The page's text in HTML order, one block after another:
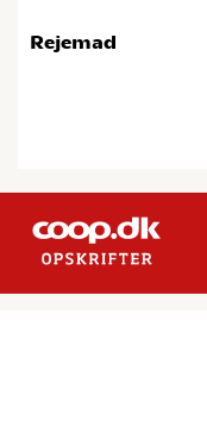
Rejemad